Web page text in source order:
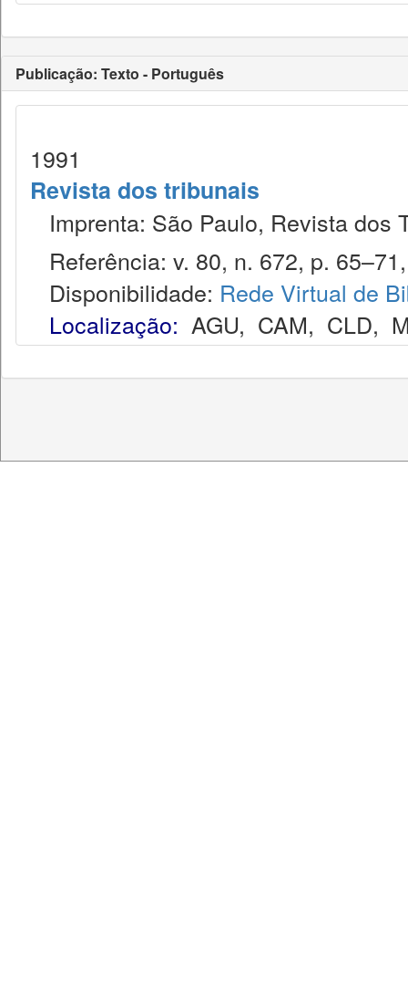
Publicação: Texto - Português
1991
Revista dos tribunais
Imprenta: São Paulo, Revista dos
Referência: v. 80, n. 672, p.
Disponibilidade: Rede Virtual de
Localização: AGU, CAM, CLD,